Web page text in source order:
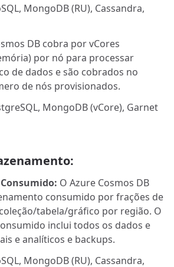
MongoDB (RU), Cassandra,
DB cobra por vCores
por nó para processar
de dados e são cobrados no
de nós provisionados.
MongoDB (vCore), Garnet
O Azure Cosmos DB
consumido por frações de
tabela/gráfico por região. O
inclui todos os dados e
e analíticos e backups.
MongoDB (RU), Cassandra,